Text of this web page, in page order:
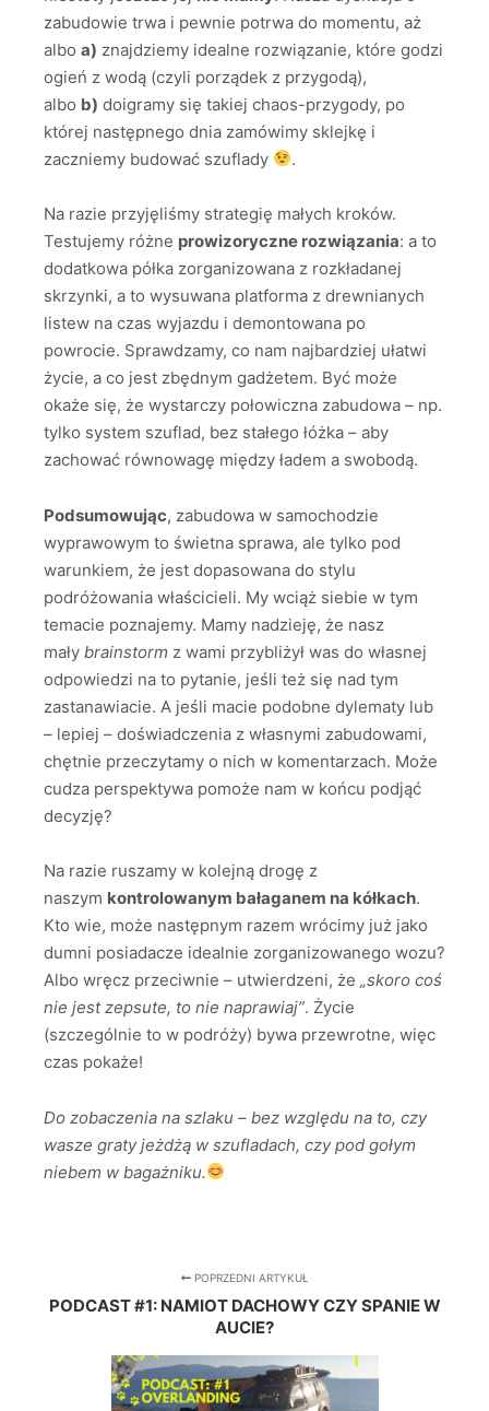
zabudowie trwa i pewnie potrwa do momentu, aż
albo a) znajdziemy idealne rozwiązanie, które godzi
ogień z wodą (czyli porządek z przygodą),
albo b) doigramy się takiej chaos-przygody, po
której następnego dnia zamówimy sklejkę i
zaczniemy budować szuflady
.
Na razie przyjęliśmy strategię małych kroków.
Testujemy różne prowizoryczne rozwiązania: a to
dodatkowa półka zorganizowana z rozkładanej
skrzynki, a to wysuwana platforma z drewnianych
listew na czas wyjazdu i demontowana po
powrocie. Sprawdzamy, co nam najbardziej ułatwi
życie, a co jest zbędnym gadżetem. Być może
okaże się, że wystarczy połowiczna zabudowa – np.
tylko system szuflad, bez stałego łóżka – aby
zachować równowagę między ładem a swobodą.
Podsumowując, zabudowa w samochodzie
wyprawowym to świetna sprawa, ale tylko pod
warunkiem, że jest dopasowana do stylu
podróżowania właścicieli. My wciąż siebie w tym
temacie poznajemy. Mamy nadzieję, że nasz
mały brainstorm z wami przybliżył was do własnej
odpowiedzi na to pytanie, jeśli też się nad tym
zastanawiacie. A jeśli macie podobne dylematy lub
– lepiej – doświadczenia z własnymi zabudowami,
chętnie przeczytamy o nich w komentarzach. Może
cudza perspektywa pomoże nam w końcu podjąć
decyzję?
Na razie ruszamy w kolejną drogę z
naszym kontrolowanym bałaganem na kółkach.
Kto wie, może następnym razem wrócimy już jako
dumni posiadacze idealnie zorganizowanego wozu?
Albo wręcz przeciwnie – utwierdzeni, że „skoro coś
nie jest zepsute, to nie naprawiaj”. Życie
(szczególnie to w podróży) bywa przewrotne, więc
czas pokaże!
Do zobaczenia na szlaku – bez względu na to, czy
wasze graty jeżdżą w szufladach, czy pod gołym
niebem w bagażniku.
POPRZEDNI ARTYKUŁ
PODCAST #1: NAMIOT DACHOWY CZY SPANIE W
AUCIE?